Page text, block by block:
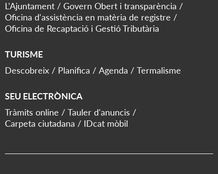
L'Ajuntament
Govern Obert i transparència
Oficina d'assistència en matèria de registre
Oficina de Recaptació i Gestió Tributària
TURISME
Descobreix
Planifica Agenda Termalisme
SEU ELECTRÒNICA
Tràmits online
Tauler d'anuncis
Carpeta ciutadana
IDcat mòbil